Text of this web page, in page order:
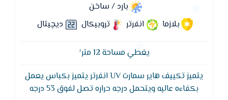
بارد / ساخن
بلازما
انفرتر تروبيكال ديچيتال
يغطي مساحة 12 متر²
يتميز تكييف هاير سمارت UV انفرتر يتميز بكباس يعمل
بكفاءه عاليه ويتحمل درجه حراره تصل لفوق 53 درجه